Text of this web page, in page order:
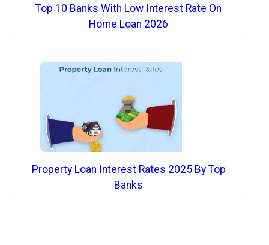
Top 10 Banks With Low Interest Rate On
Home Loan 2026
Property Loan Interest Rates 2025 By Top
Banks